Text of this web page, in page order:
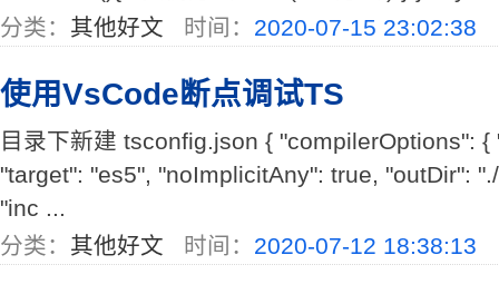
分类： 其他好文 时间： 2020-07-15 23:02:38
使用VsCode断点调试TS
目录下新建 tsconfig.json { "compilerOptions":
"target": "es5", "noImplicitAny": true, "outDir":
"inc ...
分类： 其他好文 时间： 2020-07-12 18:38:13